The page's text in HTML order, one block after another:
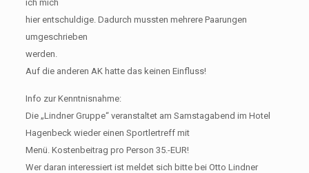
ich mich
hier entschuldige. Dadurch mussten mehrere Paarungen
umgeschrieben
werden.
Auf die anderen AK hatte das keinen Einfluss!
Info zur Kenntnisnahme:
Die „Lindner Gruppe“ veranstaltet am Samstagabend im Hotel
Hagenbeck wieder einen Sportlertreff mit
Menü. Kostenbeitrag pro Person 35.-EUR!
Wer daran interessiert ist meldet sich bitte bei Otto Lindner